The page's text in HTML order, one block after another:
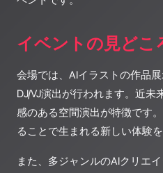
イベントの見どこ
会場では、AIイラストの作品
DJ/VJ演出が行われます。近
感のある空間演出が特徴です
ることで生まれる新しい体験
また、多ジャンルのAIクリエ